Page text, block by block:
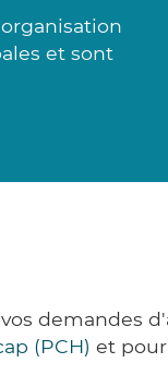
et sont
demandes
(PCH) et